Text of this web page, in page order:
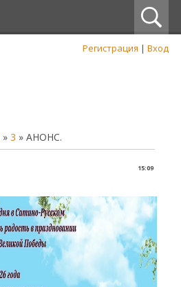
Регистрация | Вход
» 3 » АНОНС.
15:09